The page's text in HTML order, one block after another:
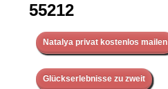
55212
Natalya privat kostenlos mailen
Glückserlebnisse zu zweit